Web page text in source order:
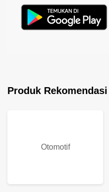
Produk Rekomendasi
Otomotif